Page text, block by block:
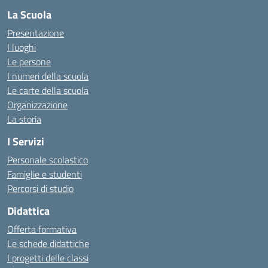
La Scuola
Presentazione
I luoghi
Le persone
I numeri della scuola
Le carte della scuola
Organizzazione
La storia
I Servizi
Personale scolastico
Famiglie e studenti
Percorsi di studio
Didattica
Offerta formativa
Le schede didattiche
I progetti delle classi